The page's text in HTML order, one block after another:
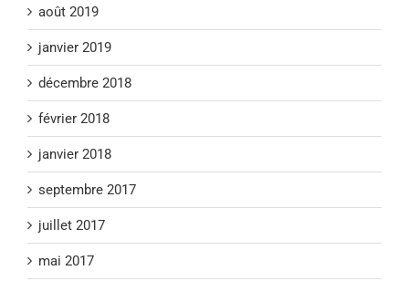
août 2019
janvier 2019
décembre 2018
février 2018
janvier 2018
septembre 2017
juillet 2017
mai 2017